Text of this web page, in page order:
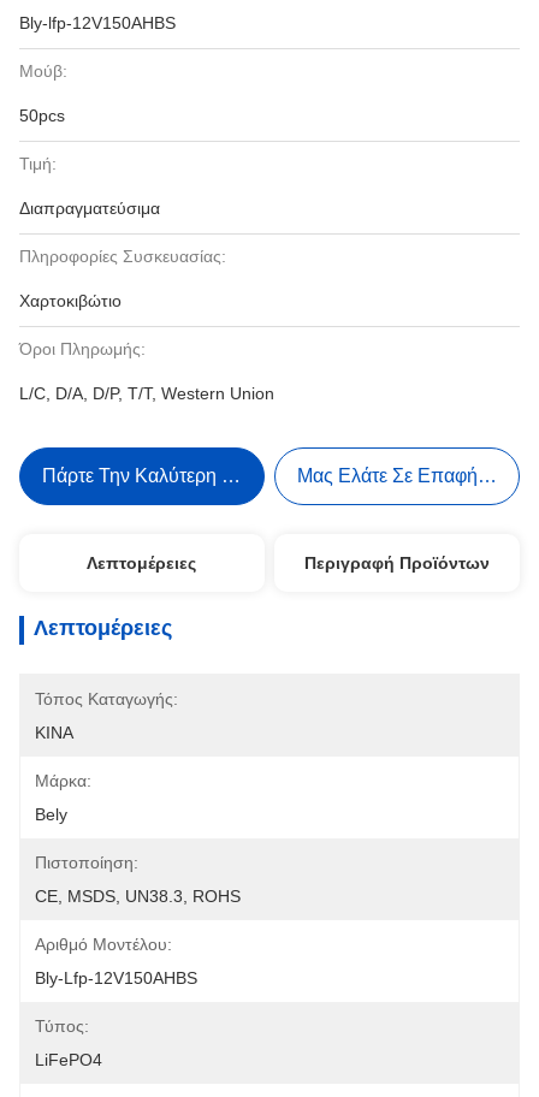
Bly-lfp-12V150AHBS
Μούβ:
50pcs
Τιμή:
Διαπραγματεύσιμα
Πληροφορίες Συσκευασίας:
Χαρτοκιβώτιο
Όροι Πληρωμής:
L/C, D/A, D/P, T/T, Western Union
Πάρτε Την Καλύτερη Τιμή Μας Ελάτε Σε Επαφή Με
Λεπτομέρειες Περιγραφή Προϊόντων
Λεπτομέρειες
Τόπος Καταγωγής:
ΚΙΝΑ
Μάρκα:
Bely
Πιστοποίηση:
CE, MSDS, UN38.3, ROHS
Αριθμό Μοντέλου:
Bly-Lfp-12V150AHBS
Τύπος:
LiFePO4